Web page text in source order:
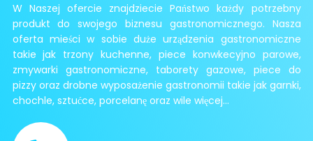
W Naszej ofercie znajdziecie Państwo każdy potrzebny
produkt do swojego biznesu gastronomicznego. Nasza
oferta mieści w sobie duże urządzenia gastronomiczne
takie jak trzony kuchenne, piece konwkecyjno parowe,
zmywarki gastronomiczne, taborety gazowe, piece do
pizzy oraz drobne wyposażenie gastronomii takie jak garnki,
chochle, sztućce, porcelanę oraz wile więcej...